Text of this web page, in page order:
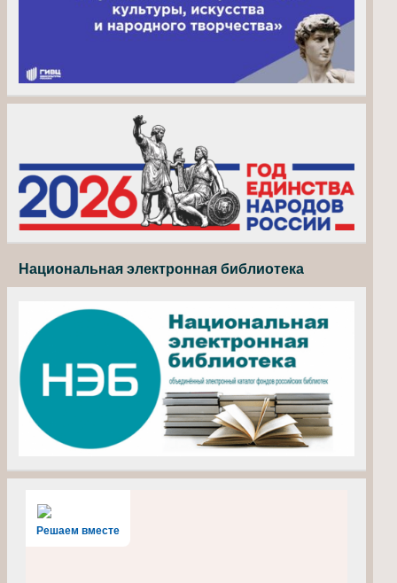
Национальная электронная библиотека
Решаем вместе